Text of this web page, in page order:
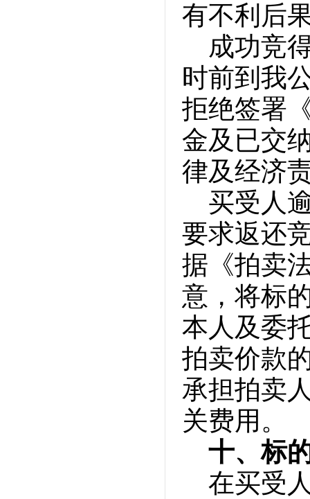
有不利后
成功竞
时前到我
拒绝签署
金及已交
律及经济
买受人
要求返还
据《拍卖
意，将标
本人及委
拍卖价款
承担拍卖
关费用。
十、标
在买受